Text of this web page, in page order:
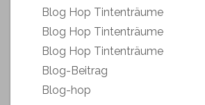
Blog Hop Tintenträume
Blog Hop Tintenträume
Blog Hop Tintenträume
Blog-Beitrag
Blog-hop